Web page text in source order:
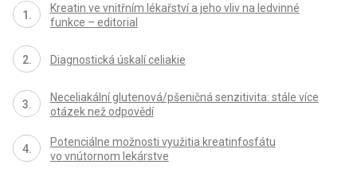
Kreatin ve vnitřním lékařství a jeho vliv na ledvinné
funkce – editorial
Diagnostická úskalí celiakie
Neceliakální glutenová/pšeničná senzitivita: stále více
otázek než odpovědí
Potenciálne možnosti využitia kreatinfosfátu
vo vnútornom lekárstve